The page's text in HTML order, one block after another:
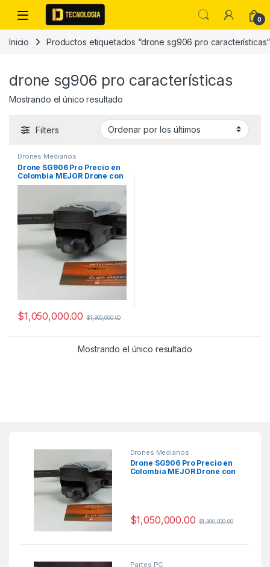
Skip to navigation
Skip to content
0
Inicio Productos etiquetados “drone sg906 pro características”
drone sg906 pro características
Mostrando el único resultado
Filters
Drones Medianos
Drone SG906 Pro Precio en
Colombia MEJOR Drone con
GPS
$1,050,000.00 $1,300,000.00
Mostrando el único resultado
Drones Medianos
Drone SG906 Pro Precio en
Colombia MEJOR Drone con
$1,050,000.00 $1,300,000.00
Partes PC